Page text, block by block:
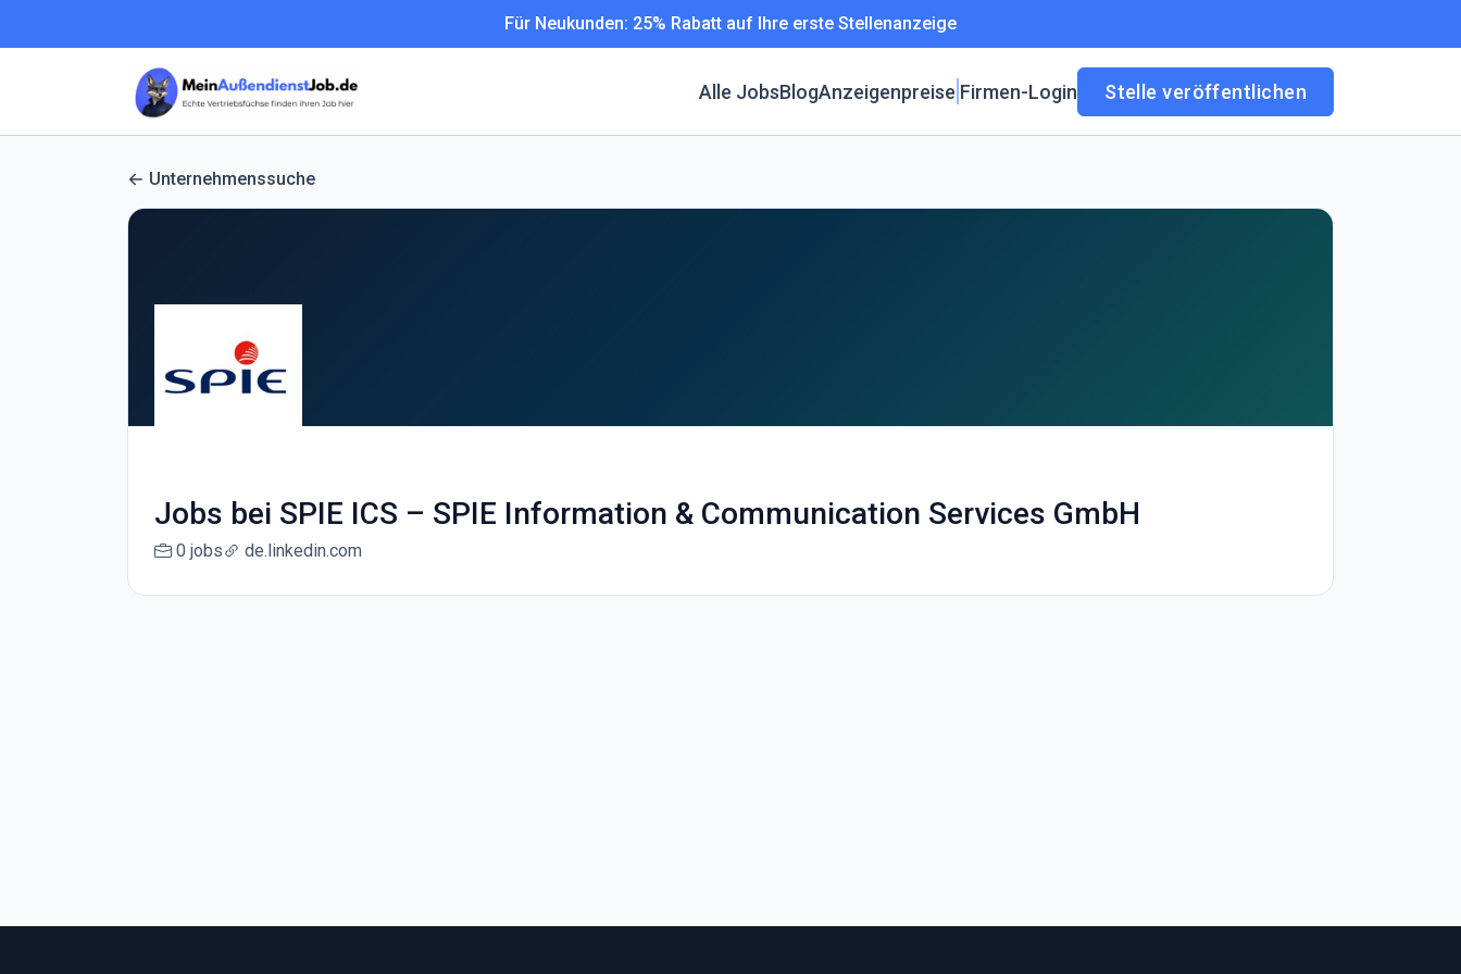
Für Neukunden: 25% Rabatt auf Ihre erste Stellenanzeige
Alle JobsBlogAnzeigenpreise Firmen-Login Stelle veröffentlichen
Unternehmenssuche
Jobs bei SPIE ICS – SPIE Information & Communication Services GmbH
0 jobs de.linkedin.com